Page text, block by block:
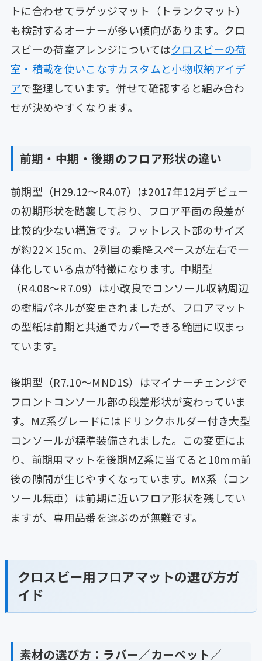
トに合わせてラゲッジマット（トランクマット）
も検討するオーナーが多い傾向があります。クロ
スビーの荷室アレンジについてはクロスビーの荷
室・積載を使いこなすカスタムと小物収納アイデ
アで整理しています。併せて確認すると組み合わ
せが決めやすくなります。
前期・中期・後期のフロア形状の違い
前期型（H29.12〜R4.07）は2017年12月デビュー
の初期形状を踏襲しており、フロア平面の段差が
比較的少ない構造です。フットレスト部のサイズ
が約22×15cm、2列目の乗降スペースが左右で一
体化している点が特徴になります。中期型
（R4.08〜R7.09）は小改良でコンソール収納周辺
の樹脂パネルが変更されましたが、フロアマット
の型紙は前期と共通でカバーできる範囲に収まっ
ています。
後期型（R7.10〜MND1S）はマイナーチェンジで
フロントコンソール部の段差形状が変わっていま
す。MZ系グレードにはドリンクホルダー付き大型
コンソールが標準装備されました。この変更によ
り、前期用マットを後期MZ系に当てると10mm前
後の隙間が生じやすくなっています。MX系（コン
ソール無車）は前期に近いフロア形状を残してい
ますが、専用品番を選ぶのが無難です。
クロスビー用フロアマットの選び方ガ
イド
素材の選び方：ラバー／カーペット／